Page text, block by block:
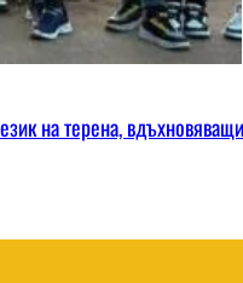
на терена,